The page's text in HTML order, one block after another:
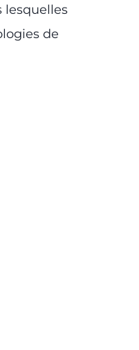
lesquelles
de